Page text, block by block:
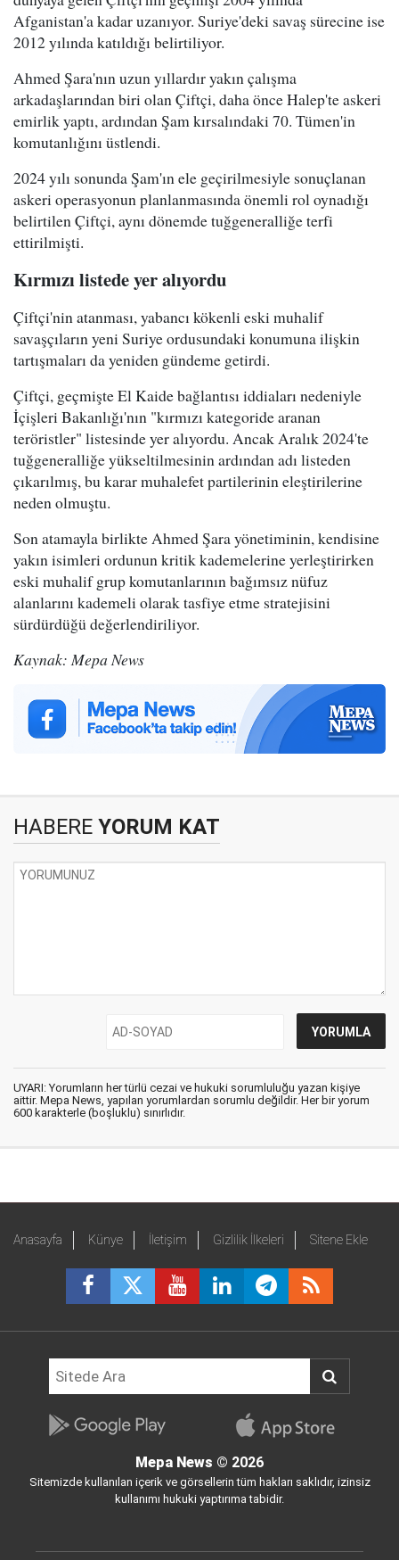
Afganistan'a kadar uzanıyor. Suriye'deki savaş sürecine ise
2012 yılında katıldığı belirtiliyor.
Ahmed Şara'nın uzun yıllardır yakın çalışma
arkadaşlarından biri olan Çiftçi, daha önce Halep'te askeri
emirlik yaptı, ardından Şam kırsalındaki 70. Tümen'in
komutanlığını üstlendi.
2024 yılı sonunda Şam'ın ele geçirilmesiyle sonuçlanan
askeri operasyonun planlanmasında önemli rol oynadığı
belirtilen Çiftçi, aynı dönemde tuğgeneralliğe terfi
ettirilmişti.
Kırmızı listede yer alıyordu
Çiftçi'nin atanması, yabancı kökenli eski muhalif
savaşçıların yeni Suriye ordusundaki konumuna ilişkin
tartışmaları da yeniden gündeme getirdi.
Çiftçi, geçmişte El Kaide bağlantısı iddiaları nedeniyle
İçişleri Bakanlığı'nın "kırmızı kategoride aranan
teröristler" listesinde yer alıyordu. Ancak Aralık 2024'te
tuğgeneralliğe yükseltilmesinin ardından adı listeden
çıkarılmış, bu karar muhalefet partilerinin eleştirilerine
neden olmuştu.
Son atamayla birlikte Ahmed Şara yönetiminin, kendisine
yakın isimleri ordunun kritik kademelerine yerleştirirken
eski muhalif grup komutanlarının bağımsız nüfuz
alanlarını kademeli olarak tasfiye etme stratejisini
sürdürdüğü değerlendiriliyor.
Kaynak: Mepa News
HABERE YORUM KAT
UYARI: Yorumların her türlü cezai ve hukuki sorumluluğu yazan kişiye
aittir. Mepa News, yapılan yorumlardan sorumlu değildir. Her bir yorum
600 karakterle (boşluklu) sınırlıdır.
Anasayfa Künye İletişim Gizlilik İlkeleri Sitene Ekle
Mepa News © 2026
Sitemizde kullanılan içerik ve görsellerin tüm hakları saklıdır, izinsiz
kullanımı hukuki yaptırıma tabidir.